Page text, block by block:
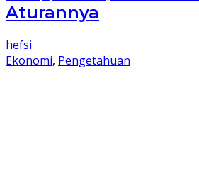
Aturannya
hefsi
Ekonomi, Pengetahuan